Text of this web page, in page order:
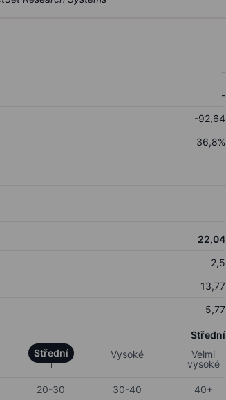
-
-
-92,64
36,8%
22,04
2,5
13,77
5,77
Střední
Střední Vysoké
Velmi
vysoké
20-30 30-40
40+